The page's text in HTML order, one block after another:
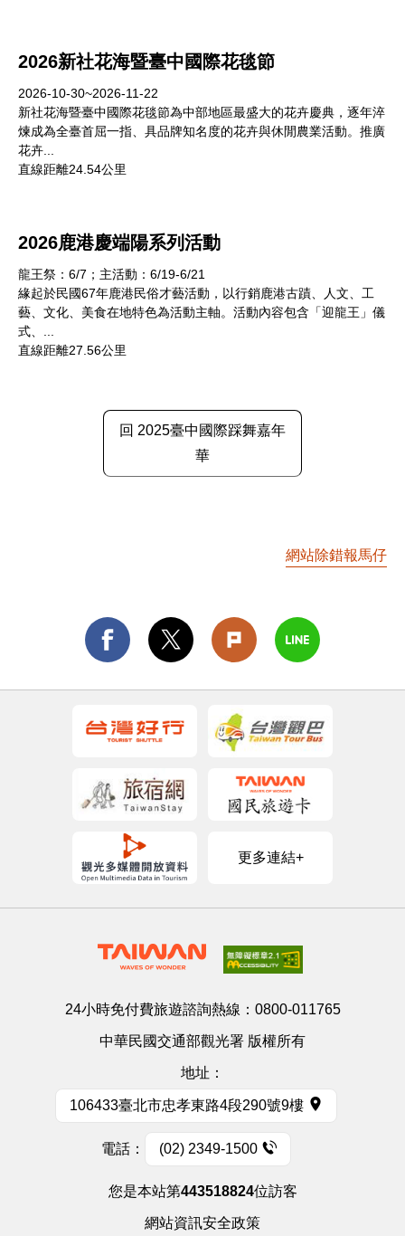
2026新社花海暨臺中國際花毯節
2026-10-30~2026-11-22
新社花海暨臺中國際花毯節為中部地區最盛大的花卉慶典，逐年淬
煉成為全臺首屈一指、具品牌知名度的花卉與休閒農業活動。推廣
花卉...
直線距離24.54公里
2026鹿港慶端陽系列活動
龍王祭：6/7；主活動：6/19-6/21
緣起於民國67年鹿港民俗才藝活動，以行銷鹿港古蹟、人文、工
藝、文化、美食在地特色為活動主軸。活動內容包含「迎龍王」儀
式、...
直線距離27.56公里
回 2025臺中國際踩舞嘉年
華
網站除錯報馬仔
更多連結+
24小時免付費旅遊諮詢熱線： 0800-011765
中華民國交通部觀光署 版權所有
地址：
106433臺北市忠孝東路4段290號9樓
電話： (02) 2349-1500
您是本站第443518824位訪客
網站資訊安全政策